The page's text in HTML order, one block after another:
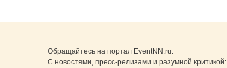
Обращайтесь на портал EventNN.ru:
С новостями, пресс-релизами и разумной критикой: